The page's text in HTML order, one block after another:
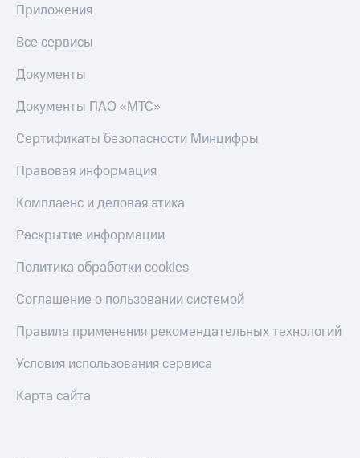
Приложения
Все сервисы
Документы
Документы ПАО «МТС»
Сертификаты безопасности Минцифры
Правовая информация
Комплаенс и деловая этика
Раскрытие информации
Политика обработки cookies
Соглашение о пользовании системой
Правила применения рекомендательных технологий
Условия использования сервиса
Карта сайта